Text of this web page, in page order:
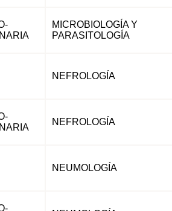
MICROBIOLOGÍA Y
PARASITOLOGÍA
NEFROLOGÍA
NEFROLOGÍA
NEUMOLOGÍA